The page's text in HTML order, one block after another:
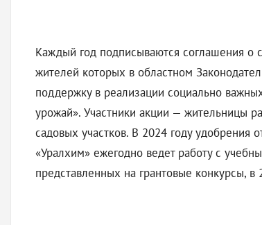
Каждый год подписываются соглашения о
жителей которых в областном
поддержку в реализации социально
урожай». Участники акции — жительницы
садовых участков. В 2024 году удобрения
«Уралхим» ежегодно ведет работу с
представленных на грантовые конкурсы,